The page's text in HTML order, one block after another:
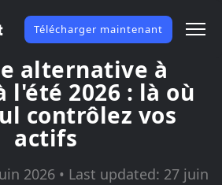
Télécharger maintenant
alternative à
l'été 2026 : là où
contrôlez vos
actifs
2026 • Last updated: 27 juin